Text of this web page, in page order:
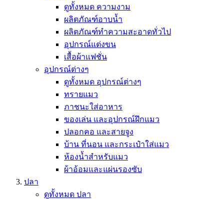
ดูทั้งหมด ความงาม
ผลิตภัณฑ์อาบน้ำ
ผลิตภัณฑ์ทำความสะอาดทั่วไป
อุปกรณ์แต่งขน
เสื้อผ้าแฟชั่น
อุปกรณ์ต่างๆ
ดูทั้งหมด อุปกรณ์ต่างๆ
ทรายแมว
ภาชนะใส่อาหาร
ของเล่น และอุปกรณ์ฝึกแมว
ปลอกคอ และสายจูง
บ้าน ที่นอน และกระเป๋าใส่แมว
ห้องน้ำสำหรับแมว
ผ้าอ้อมและแผ่นรองซับ
ปลา
ดูทั้งหมด ปลา